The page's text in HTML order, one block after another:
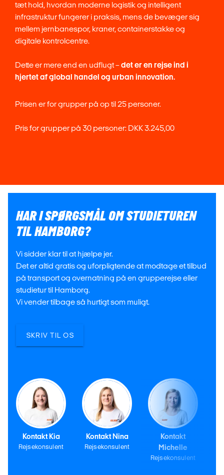
tæt hold, hvordan moderne logistik og intelligent
infrastruktur fungerer i praksis, mens de bevæger sig
mellem jernbanespor, kraner, containerstakke og
digitale kontrolcentre.
Dette er mere end en udflugt –det er en rejse ind i
hjertet af global handel og urban innovation.
Prisen er for grupper på op til 25 personer.
Pris for grupper på 30 personer: DKK 3.245,00
HAR I SPØRGSMÅL OM STUDIETUREN
TIL HAMBORG?
Vi sidder klar til at hjælpe jer.
Det er altid gratis og uforpligtende at modtage et tilbud
på transport og overnatning på en grupperejse eller
studietur til Hamborg.
Vi vender tilbage så hurtigt som muligt.
SKRIV TIL OS
Kontakt Kia
Rejsekonsulent
Kontakt Nina
Rejsekonsulent
Kontakt
Michelle
Rejsekonsulent